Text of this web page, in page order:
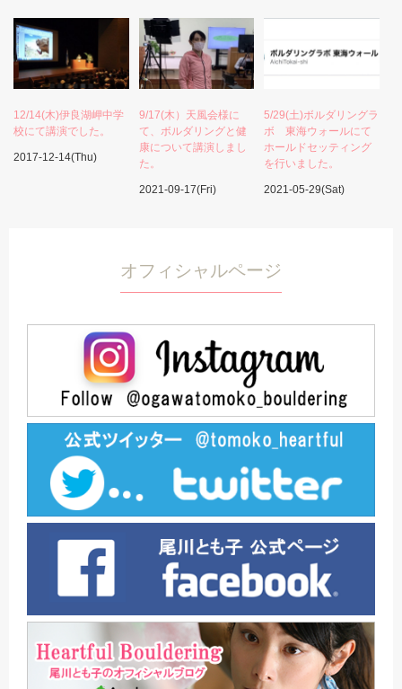
12/14(木)伊良湖岬中学
校にて講演でした。
2017-12-14(Thu)
9/17(木）天風会様に
て、ボルダリングと健
康について講演しまし
た。
2021-09-17(Fri)
5/29(土)ボルダリングラ
ボ 東海ウォールにて
ホールドセッティング
を行いました。
2021-05-29(Sat)
オフィシャルページ